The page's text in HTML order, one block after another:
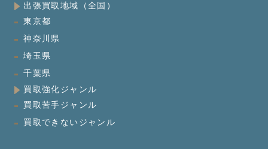
出張買取地域（全国）
東京都
神奈川県
埼玉県
千葉県
買取強化ジャンル
買取苦手ジャンル
買取できないジャンル